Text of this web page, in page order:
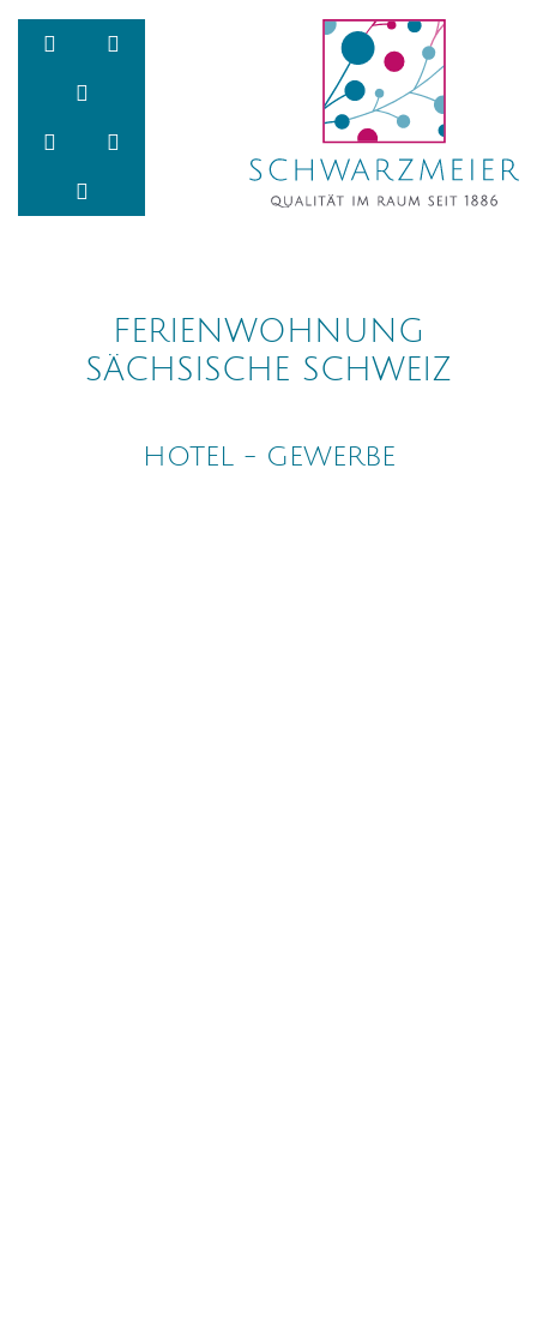
Zum Inhalt springen
Zur Navigation springen
Zum Fußbereich und Kontakt springen
FERIENWOHNUNG
SÄCHSISCHE SCHWEIZ
HOTEL - GEWERBE